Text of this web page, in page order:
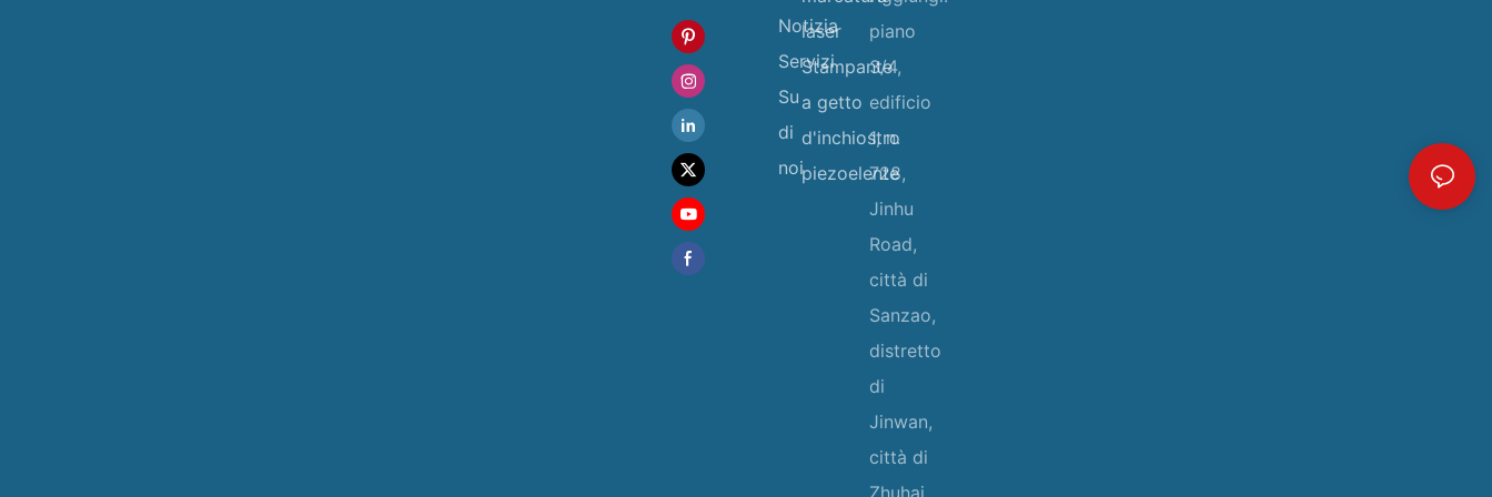
Notizia
Servizi
Su
di
noi
laser
Stampante
a getto
d'inchiostro
piezoelente
piano
3/4,
edificio
1, n.
728,
Jinhu
Road,
città di
Sanzao,
distretto
di
Jinwan,
città di
Zhuhai